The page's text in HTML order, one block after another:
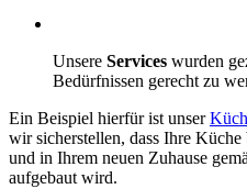
Unsere Services wurden
Bedürfnissen gerecht zu
Ein Beispiel hierfür ist unser
wir sicherstellen, dass Ihre
und in Ihrem neuen Zuhause
aufgebaut wird.